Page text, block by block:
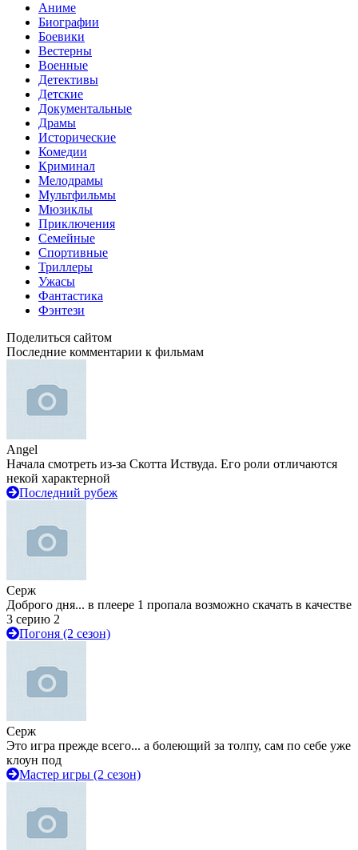
Аниме
Биографии
Боевики
Вестерны
Военные
Детективы
Детские
Документальные
Драмы
Исторические
Комедии
Криминал
Мелодрамы
Мультфильмы
Мюзиклы
Приключения
Семейные
Спортивные
Триллеры
Ужасы
Фантастика
Фэнтези
Поделиться сайтом
Последние комментарии к фильмам
Angel
Начала смотреть из-за Скотта Иствуда. Его роли отличаются
некой характерной
Последний рубеж
Серж
Доброго дня... в плеере 1 пропала возможно скачать в качестве
3 серию 2
Погоня (2 сезон)
Серж
Это игра прежде всего... а болеющий за толпу, сам по себе уже
клоун под
Мастер игры (2 сезон)